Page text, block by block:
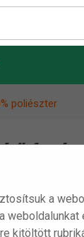
a
poliészter
futó